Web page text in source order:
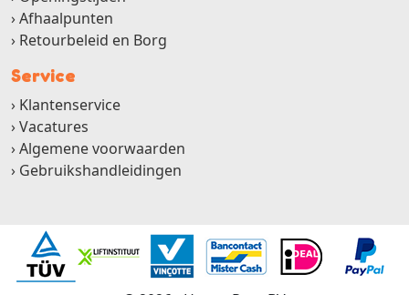
Afhaalpunten
Retourbeleid en Borg
Service
Klantenservice
Vacatures
Algemene voorwaarden
Gebruikshandleidingen